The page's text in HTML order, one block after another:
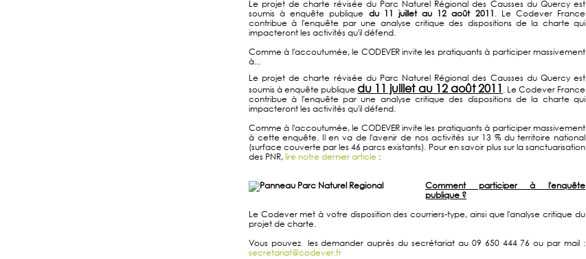
Le projet de charte révisée du Parc Naturel Régional des Causses du Quercy est
soumis à enquête publique du 11 juillet au 12 août 2011. Le Codever France
contribue à l'enquête par une analyse critique des dispositions de la charte qui
impacteront les activités qu'il défend.
Comme à l'accoutumée, le CODEVER invite les pratiquants à participer massivement
à...
Le projet de charte révisée du Parc Naturel Régional des Causses du Quercy est
soumis à enquête publiquedu 11 juillet au 12 août 2011 . Le Codever France
contribue à l'enquête par une analyse critique des dispositions de la charte qui
impacteront les activités qu'il défend.
Comme à l'accoutumée, le CODEVER invite les pratiquants à participer massivement
à cette enquête. Il en va de l'avenir de nos activités sur 13 % du territoire national
(surface couverte par les 46 parcs existants). Pour en savoir plus sur la sanctuarisation
des PNR,lire notre dernier article :
Comment participer à l'enquête
publique ?
Le Codever met à votre disposition des courriers-type, ainsi que l'analyse critique du
projet de charte.
Vous pouvez les demander auprès du secrétariat au 09 650 444 76 ou par mail :
secretariat@codever.fr